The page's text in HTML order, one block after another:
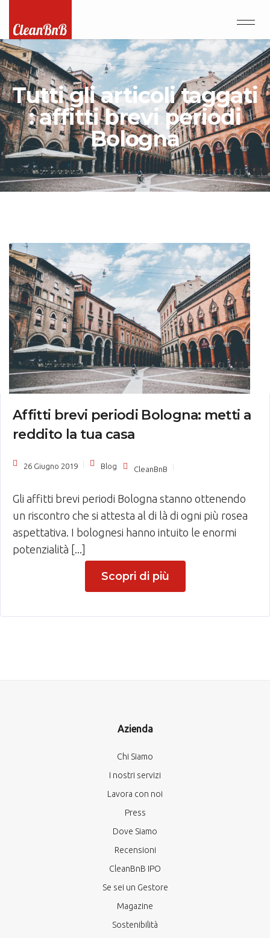
Tutti gli articoli taggati
: affitti brevi periodi
Bologna
Affitti brevi periodi Bologna: metti a
reddito la tua casa
26 Giugno 2019 Blog CleanBnB
Gli affitti brevi periodi Bologna stanno ottenendo
un riscontro che si attesta al di là di ogni più rosea
aspettativa. I bolognesi hanno intuito le enormi
potenzialità [...]
Scopri di più
Azienda
Chi Siamo
I nostri servizi
Lavora con noi
Press
Dove Siamo
Recensioni
CleanBnB IPO
Se sei un Gestore
Magazine
Sostenibilità